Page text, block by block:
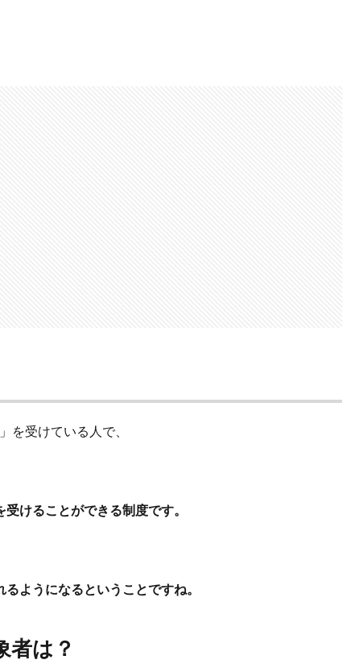
を受けている人で、
けることができる制度です。
ようになるということですね。
者は？